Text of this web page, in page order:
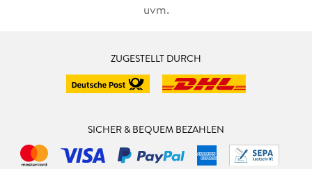
uvm.
ZUGESTELLT DURCH
SICHER & BEQUEM BEZAHLEN